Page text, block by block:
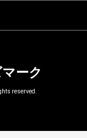
ーク
reserved.